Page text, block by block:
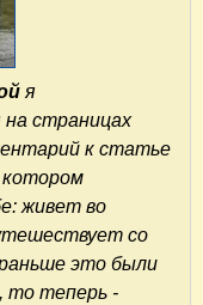
я
на страницах
к статье
котором
живет во
со
это были
то теперь -